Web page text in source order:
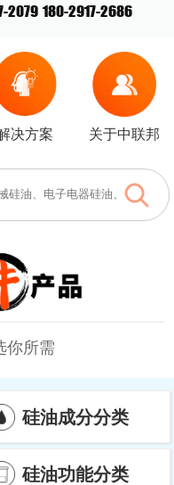
2079 180-2917-2686
决方案 关于中联邦
你所需
硅油成分分类
硅油功能分类